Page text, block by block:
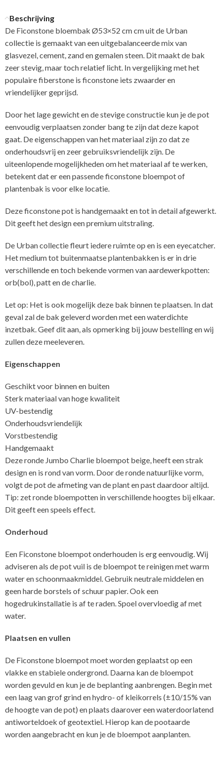
Beschrijving
De Ficonstone bloembak Ø53×52 cm cm uit de Urban
collectie is gemaakt van een uitgebalanceerde mix van
glasvezel, cement, zand en gemalen steen. Dit maakt de bak
zeer stevig, maar toch relatief licht. In vergelijking met het
populaire fiberstone is ficonstone iets zwaarder en
vriendelijker geprijsd.
Door het lage gewicht en de stevige constructie kun je de pot
eenvoudig verplaatsen zonder bang te zijn dat deze kapot
gaat. De eigenschappen van het materiaal zijn zo dat ze
onderhoudsvrij en zeer gebruiksvriendelijk zijn. De
uiteenlopende mogelijkheden om het materiaal af te werken,
betekent dat er een passende ficonstone bloempot of
plantenbak is voor elke locatie.
Deze ficonstone pot is handgemaakt en tot in detail afgewerkt.
Dit geeft het design een premium uitstraling.
De Urban collectie fleurt iedere ruimte op en is een eyecatcher.
Het medium tot buitenmaatse plantenbakken is er in drie
verschillende en toch bekende vormen van aardewerkpotten:
orb(bol), patt en de charlie.
Let op: Het is ook mogelijk deze bak binnen te plaatsen. In dat
geval zal de bak geleverd worden met een waterdichte
inzetbak. Geef dit aan, als opmerking bij jouw bestelling en wij
zullen deze meeleveren.
Eigenschappen
Geschikt voor binnen en buiten
Sterk materiaal van hoge kwaliteit
UV-bestendig
Onderhoudsvriendelijk
Vorstbestendig
Handgemaakt
Deze ronde Jumbo Charlie bloempot beige, heeft een strak
design en is rond van vorm. Door de ronde natuurlijke vorm,
volgt de pot de afmeting van de plant en past daardoor altijd.
Tip: zet ronde bloempotten in verschillende hoogtes bij elkaar.
Dit geeft een speels effect.
Onderhoud
Een Ficonstone bloempot onderhouden is erg eenvoudig. Wij
adviseren als de pot vuil is de bloempot te reinigen met warm
water en schoonmaakmiddel. Gebruik neutrale middelen en
geen harde borstels of schuur papier. Ook een
hogedrukinstallatie is af te raden. Spoel overvloedig af met
water.
Plaatsen en vullen
De Ficonstone bloempot moet worden geplaatst op een
vlakke en stabiele ondergrond. Daarna kan de bloempot
worden gevuld en kun je de beplanting aanbrengen. Begin met
een laag van grof grind en hydro- of kleikorrels (±10/15% van
de hoogte van de pot) en plaats daarover een waterdoorlatend
antiworteldoek of geotextiel. Hierop kan de pootaarde
worden aangebracht en kun je de bloempot aanplanten.